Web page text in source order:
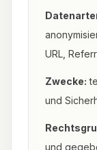
URL,
Zwecke:
und
und